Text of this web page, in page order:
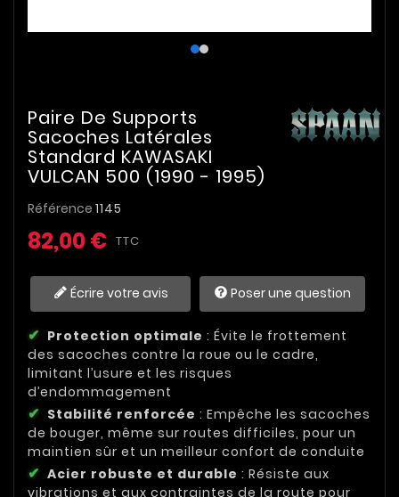
Paire De Supports
Sacoches Latérales
Standard KAWASAKI
VULCAN 500 (1990 - 1995)
Référence 1145
82,00 € TTC
Écrire votre avis Poser une question
Protection optimale : Évite le frottement
des sacoches contre la roue ou le cadre,
limitant l’usure et les risques
d’endommagement
Stabilité renforcée : Empêche les sacoches
de bouger, même sur routes difficiles, pour un
maintien sûr et un meilleur confort de conduite
Acier robuste et durable : Résiste aux
vibrations et aux contraintes de la route pour